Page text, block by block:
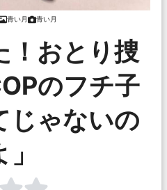
青い月 青い月
！おとり捜
のフチ子
じゃないの
」